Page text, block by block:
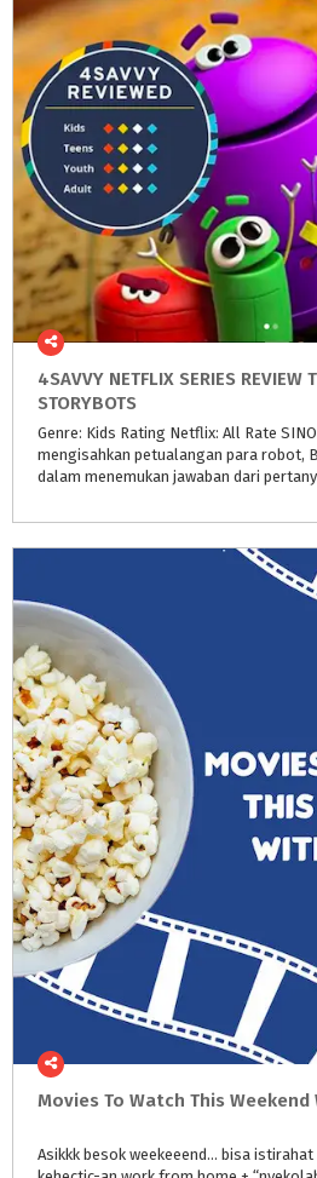
4SAVVY NETFLIX SERIES REVIEW
STORYBOTS
Genre: Kids Rating Netflix: All Rate
mengisahkan petualangan para robot,
Movies To Watch This Weekend
Asikkk besok weekeeend... bisa istirahat